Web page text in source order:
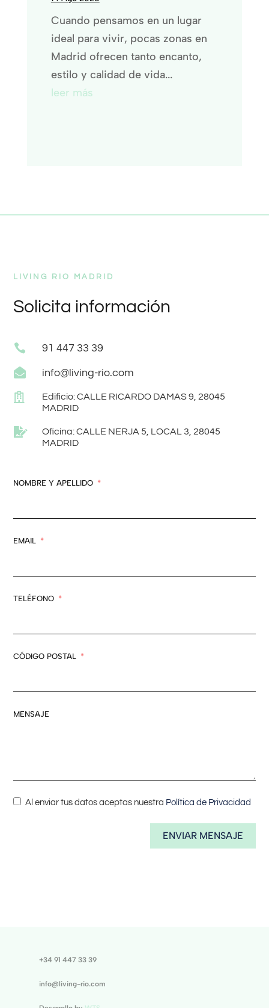
Cuando pensamos en un lugar
ideal para vivir, pocas zonas en
Madrid ofrecen tanto encanto,
estilo y calidad de vida...
leer más
LIVING RIO MADRID
Solicita información
 91 447 33 39
 info@living-rio.com

Edificio: CALLE RICARDO DAMAS 9, 28045
MADRID

Oficina: CALLE NERJA 5, LOCAL 3, 28045
MADRID
NOMBRE Y APELLIDO
EMAIL
TELÉFONO
CÓDIGO POSTAL
MENSAJE
Al enviar tus datos aceptas nuestra Política de Privacidad
ENVIAR MENSAJE
+34 91 447 33 39
info@living-rio.com